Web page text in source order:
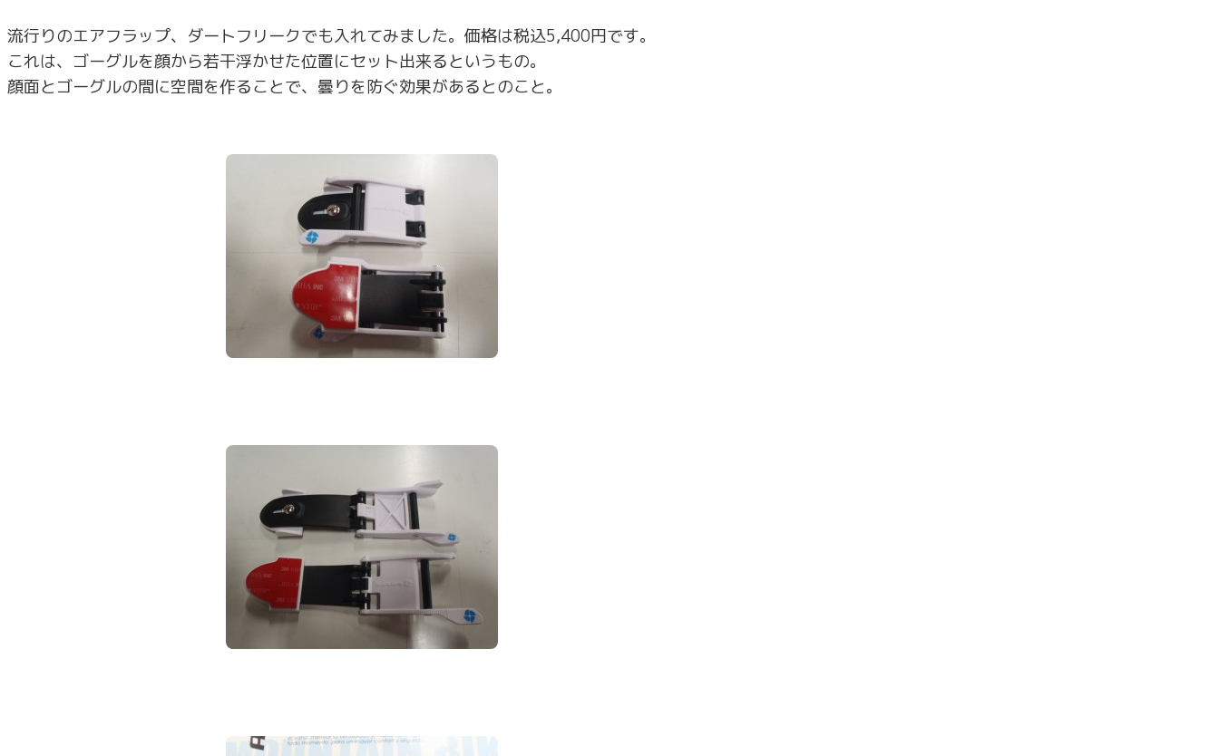
流行りのエアフラップ、ダートフリークでも入れてみました。価格は税込5,400円です。
これは、ゴーグルを顔から若干浮かせた位置にセット出来るというもの。
顔面とゴーグルの間に空間を作ることで、曇りを防ぐ効果があるとのこと。